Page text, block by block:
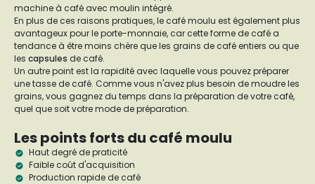
machine à café avec moulin intégré.
En plus de ces raisons pratiques, le café moulu est également plus
avantageux pour le porte-monnaie, car cette forme de café a
tendance à être moins chère que les grains de café entiers ou que
les capsules de café.
Un autre point est la rapidité avec laquelle vous pouvez préparer
une tasse de café. Comme vous n'avez plus besoin de moudre les
grains, vous gagnez du temps dans la préparation de votre café,
quel que soit votre mode de préparation.
Les points forts du café moulu
Haut degré de praticité
Faible coût d'acquisition
Production rapide de café